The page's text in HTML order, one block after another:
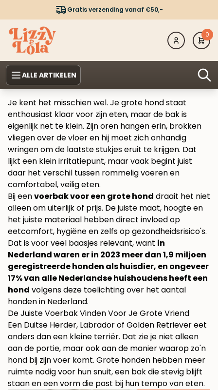
Gratis verzending vanaf €50,-
0
ALLE ARTIKELEN
Je kent het misschien wel. Je grote hond staat
enthousiast klaar voor zijn eten, maar de bak is
eigenlijk net te klein. Zijn oren hangen erin, brokken
vliegen over de vloer en hij moet zich onhandig
wringen om de laatste stukjes eruit te krijgen. Dat
lijkt een klein irritatiepunt, maar vaak begint juist
daar het verschil tussen rommelig voeren en
comfortabel, veilig eten.
Bij eenvoerbak voor een grote hond draait het niet
alleen om uiterlijk of prijs. De juiste maat, hoogte en
het juiste materiaal hebben direct invloed op
eetcomfort, hygiëne en zelfs op gezondheidsrisico's.
Dat is voor veel baasjes relevant, want in
Nederland waren er in 2023 meer dan 1,9 miljoen
geregistreerde honden als huisdier, en ongeveer
17% van alle Nederlandse huishoudens heeft een
hond volgensdeze toelichting over het aantal
honden in Nederland.
De Juiste Voerbak Vinden Voor Je Grote Vriend
Een Duitse Herder, Labrador of Golden Retriever eet
anders dan een kleine terriër. Dat zie je niet alleen
aan de portie, maar ook aan de manier waarop zo'n
hond bij zijn voer komt. Grote honden hebben meer
ruimte nodig voor hun snuit, een bak die stevig blijft
staan en een vorm die past bij hun tempo van eten.